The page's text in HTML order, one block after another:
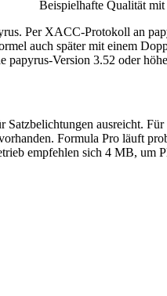
Beispielhafte Qualität
Per XACC-Protokoll an
auch später mit einem
papyrus-Version 3.52 oder
ausreicht.
Formula Pro läuft
empfehlen sich 4 MB, um